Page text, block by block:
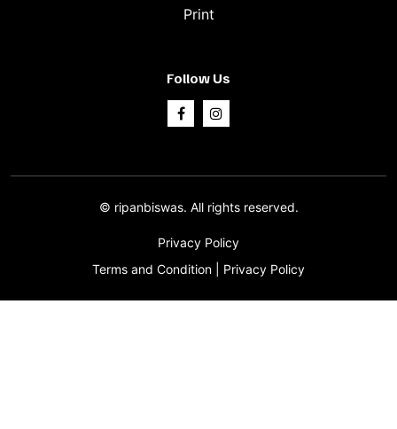
Print
Follow Us
© ripanbiswas. All rights reserved.
Privacy Policy
Terms and Condition
Privacy Policy